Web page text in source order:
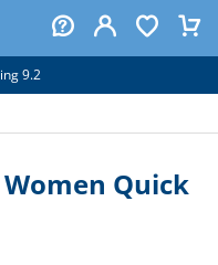
9.2
Quick